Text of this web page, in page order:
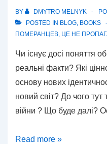
BY DMYTRO MELNYK
POSTED IN BLOG, BOOKS
ПОМЕРАНЦЕВ, ЦЕ НЕ
Чи існує досі поняття
реальні факти? Які
основу нових
новий світ? До чого тут
війни ? Що буде далі?
Це
Read more »